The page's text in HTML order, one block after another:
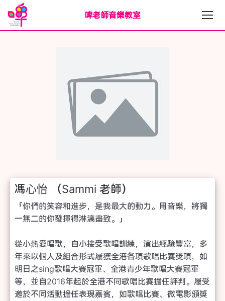
啤老師音樂教室
馮心怡 （Sammi 老師）
「你們的笑容和進步，是我最大的動力。用音樂，將獨
一無二的你發揮得淋漓盡致。」
從小熱愛唱歌，自小接受歌唱訓練，演出經驗豐富，多
年來以個人及組合形式屨獲全港各項歌唱比賽獎項，如
明日之sing歌唱大賽冠軍、全港青少年歌唱大賽冠軍
等，並自2016年起於全港不同歌唱比賽擔任評判。屨受
邀於不同活動擔任表現嘉賓，如歌唱比賽、微電影頒獎